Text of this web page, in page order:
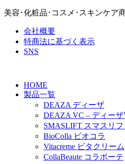
美容･化粧品･コスメ･スキンケア
会社概要
特商法に基づく表示
SNS
HOME
製品一覧
DEAZA ディーザ
DEAZA VC – ディーザ
SMASLIFT スマスリフ
BioColla ビオコラ
Vitacreme ビタクリーム
CollaBeaute コラボーテ